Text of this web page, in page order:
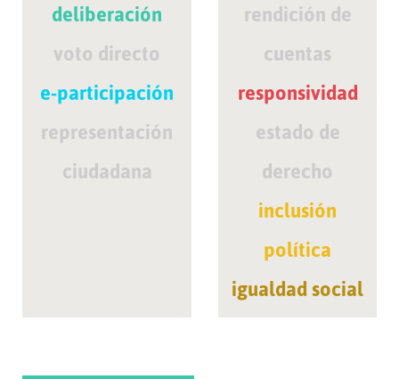
deliberación
voto directo
e-participación
representación
ciudadana
rendición de
cuentas
responsividad
estado de
derecho
inclusión
política
igualdad social